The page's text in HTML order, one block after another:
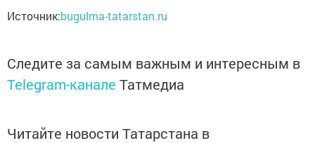
Источник:bugulma-tatarstan.ru
Следите за самым важным и интересным в
Telegram-канале Татмедиа
Читайте новости Татарстана в